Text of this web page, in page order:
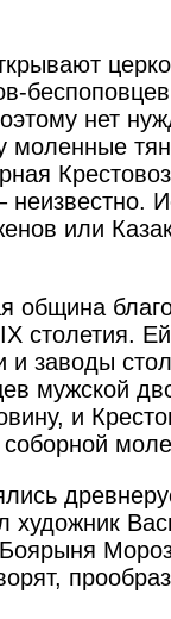
нет
моленные
или
община
столетия.
и заводы
мужской
и
художник